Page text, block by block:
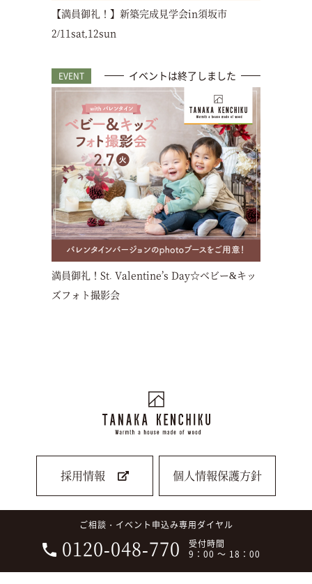
【満員御礼！】新築完成見学会in須坂市
2/11sat,12sun
EVENT イベントは終了しました
満員御礼！St. Valentine’s Day☆ベビー&キッ
ズフォト撮影会
採用情報 個人情報保護方針
ご相談・イベント申込み専用ダイヤル
0120-048-770
受付時間
9：00 ～ 18：00